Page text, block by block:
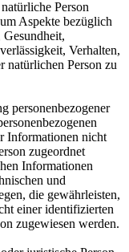
Person
Aspekte bezüglich
Verhalten,
natürlichen Person zu
personenbezogener
Informationen nicht
zugeordnet
Informationen
und
die gewährleisten,
einer identifizierten
zugewiesen werden.